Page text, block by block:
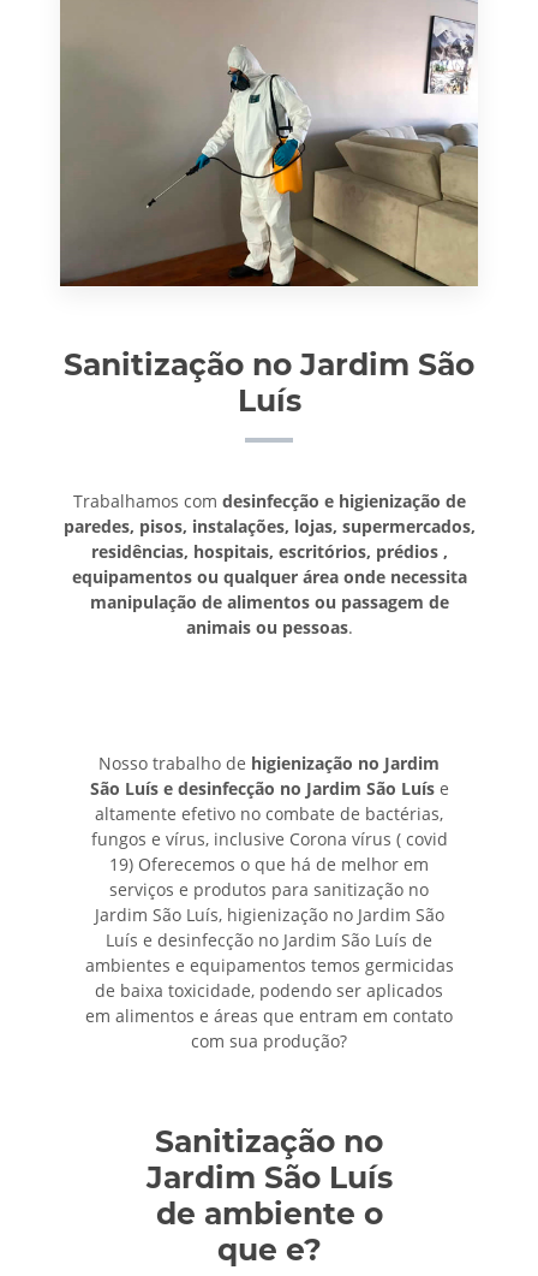
Sanitização no Jardim São
Luís
Trabalhamos com desinfecção e higienização de
paredes, pisos, instalações, lojas, supermercados,
residências, hospitais, escritórios, prédios ,
equipamentos ou qualquer área onde necessita
manipulação de alimentos ou passagem de
animais ou pessoas.
Nosso trabalho de higienização no Jardim
São Luís e desinfecção no Jardim São Luíse
altamente efetivo no combate de bactérias,
fungos e vírus, inclusive Corona vírus ( covid
19) Oferecemos o que há de melhor em
serviços e produtos para sanitização no
Jardim São Luís, higienização no Jardim São
Luís e desinfecção no Jardim São Luís de
ambientes e equipamentos temos germicidas
de baixa toxicidade, podendo ser aplicados
em alimentos e áreas que entram em contato
com sua produção?
Sanitização no
Jardim São Luís
de ambiente o
que e?